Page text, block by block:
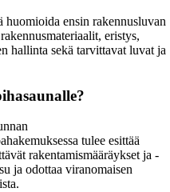
huomioida ensin rakennusluvan
eristys,
hallinta sekä tarvittavat luvat ja
tulee esittää
rakentamismääräykset ja -
ja odottaa viranomaisen